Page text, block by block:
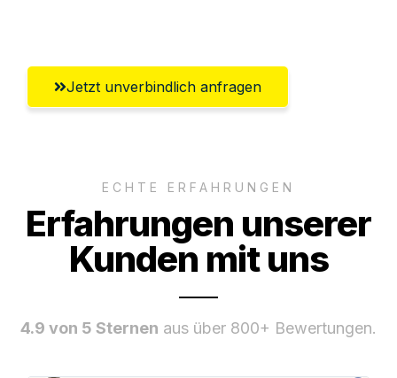
Jetzt unverbindlich anfragen
ECHTE ERFAHRUNGEN
Erfahrungen unserer
Kunden mit uns
4.9 von 5 Sternen aus über 800+ Bewertungen.